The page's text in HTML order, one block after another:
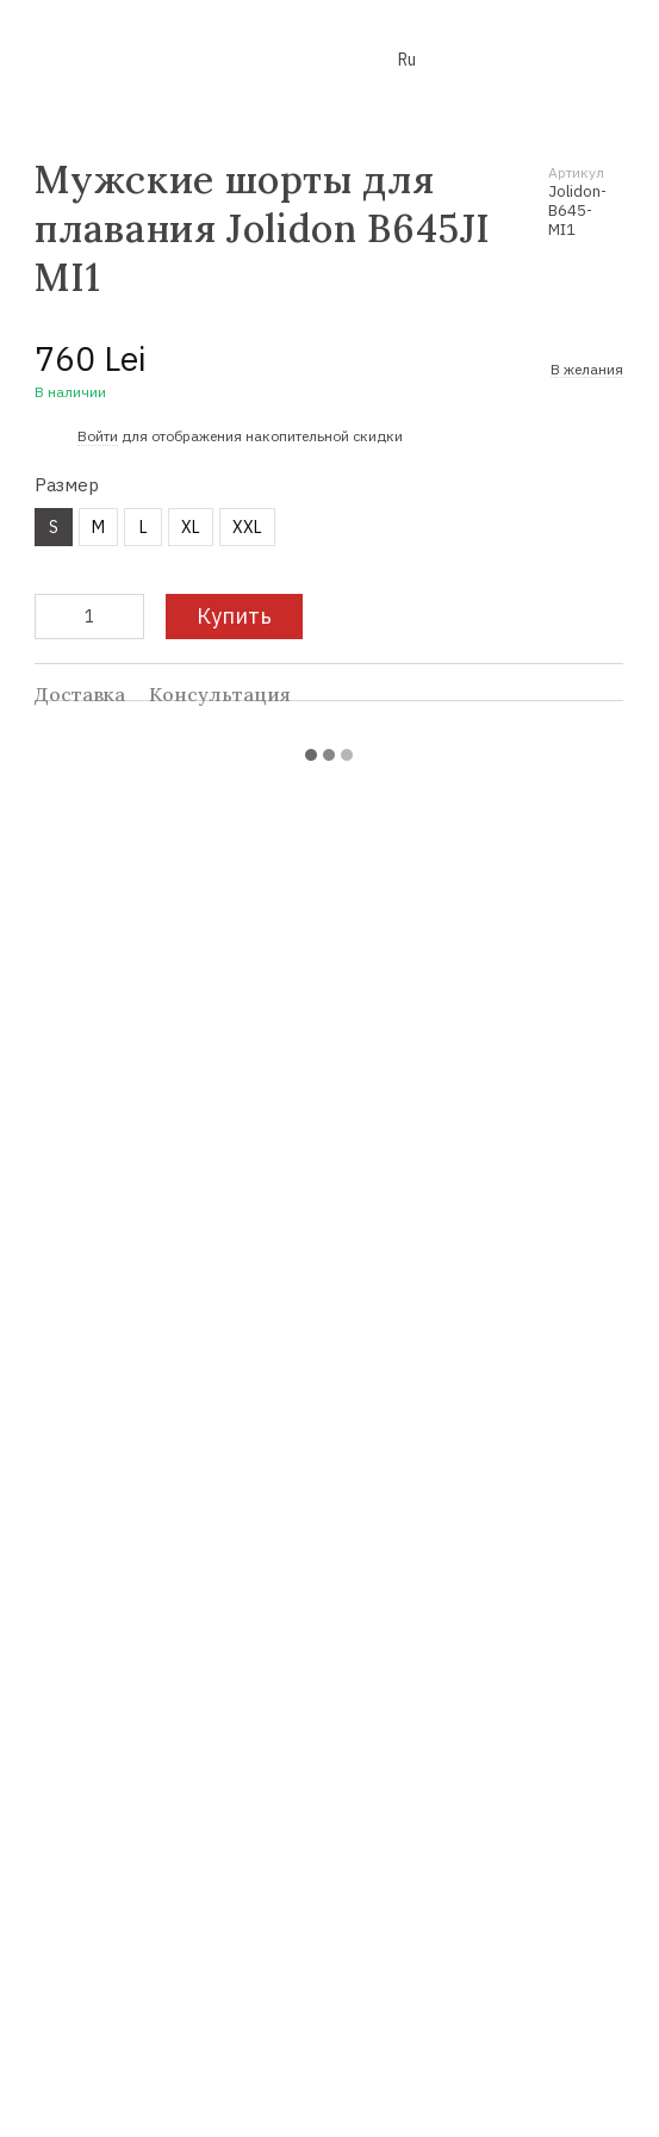
Ru
Мужские шорты для
плавания Jolidon B645JI
MI1
Артикул
Jolidon-
B645-
MI1
760 Lei
В наличии
В желания
Войти для отображения накопительной скидки
Размер
S M L XL XXL
Купить
Доставка Консультация